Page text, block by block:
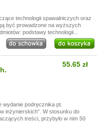
technologii spawalniczych oraz
być prowadzone na wyższych
podstawy technologii...
55.65 zł
podręcznika pt.
inżynierskich”. W stosunku do
treści, przybyło w nim 50